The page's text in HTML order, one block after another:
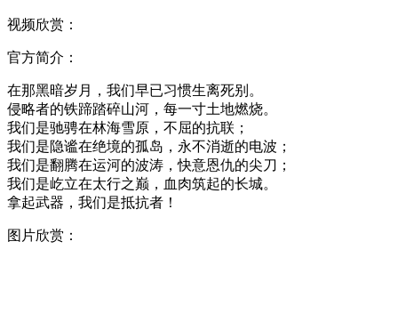
视频欣赏：
官方简介：
在那黑暗岁月，我们早已习惯生离死别。
侵略者的铁蹄踏碎山河，每一寸土地燃烧。
我们是驰骋在林海雪原，不屈的抗联；
我们是隐谧在绝境的孤岛，永不消逝的电波；
我们是翻腾在运河的波涛，快意恩仇的尖刀；
我们是屹立在太行之巅，血肉筑起的长城。
拿起武器，我们是抵抗者！
图片欣赏：